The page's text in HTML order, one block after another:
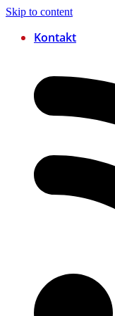
Skip to content
Kontakt